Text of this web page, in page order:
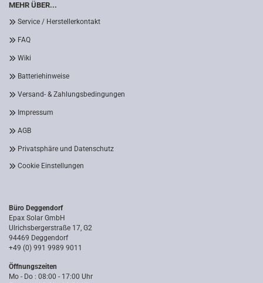
MEHR ÜBER...
Service / Herstellerkontakt
FAQ
Wiki
Batteriehinweise
Versand- & Zahlungsbedingungen
Impressum
AGB
Privatsphäre und Datenschutz
Cookie Einstellungen
Büro Deggendorf
Epax Solar GmbH
Ulrichsbergerstraße 17, G2
94469 Deggendorf
+49 (0) 991 9989 9011
Öffnungszeiten
Mo - Do : 08:00 - 17:00 Uhr